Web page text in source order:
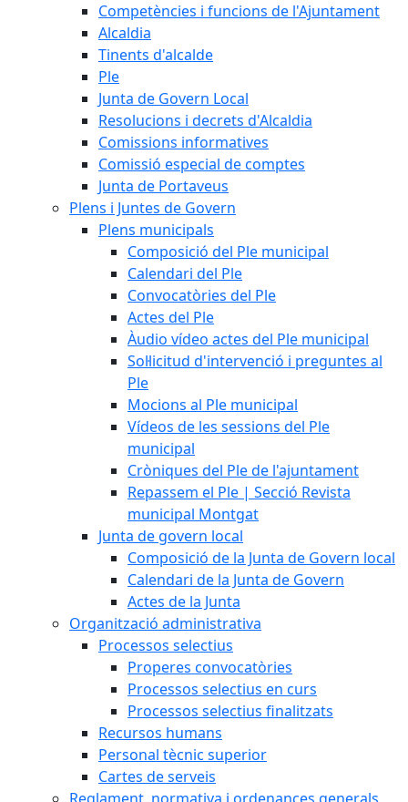
Competències i funcions de l'Ajuntament
Alcaldia
Tinents d'alcalde
Ple
Junta de Govern Local
Resolucions i decrets d'Alcaldia
Comissions informatives
Comissió especial de comptes
Junta de Portaveus
Plens i Juntes de Govern
Plens municipals
Composició del Ple municipal
Calendari del Ple
Convocatòries del Ple
Actes del Ple
Àudio vídeo actes del Ple municipal
Sol·licitud d'intervenció i preguntes al
Ple
Mocions al Ple municipal
Vídeos de les sessions del Ple
municipal
Cròniques del Ple de l'ajuntament
Repassem el Ple | Secció Revista
municipal Montgat
Junta de govern local
Composició de la Junta de Govern local
Calendari de la Junta de Govern
Actes de la Junta
Organització administrativa
Processos selectius
Properes convocatòries
Processos selectius en curs
Processos selectius finalitzats
Recursos humans
Personal tècnic superior
Cartes de serveis